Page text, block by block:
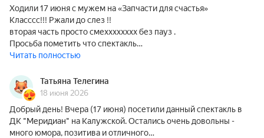
Ходили 17 июня с мужем на «Запчасти для счастья»
Класссс!!! Ржали до слез !!
вторая часть просто смехххххххх без пауз .
Просьба пометить что спектакль…
Читать полностью
Татьяна Телегина
18 июня 2026
Добрый день! Вчера (17 июня) посетили данный спектакль в
ДК "Меридиан" на Калужской. Остались очень довольны -
много юмора, позитива и отличного…